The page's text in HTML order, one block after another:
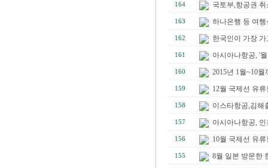
164 국토부,항공권
163 하나은행 등 여
162 한국인이 가장
161 아시아나항공, '
160 2015년 1월~10
159 12월 국제선 유
158 이스타항공,김해
157 아시아나항공,
156 10월 국제선 유류
155 8월 일본 방문한